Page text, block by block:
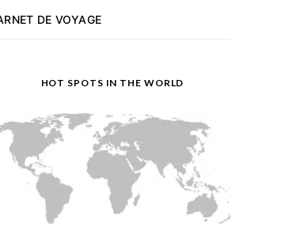
DE VOYAGE
HOT SPOTS IN THE WORLD